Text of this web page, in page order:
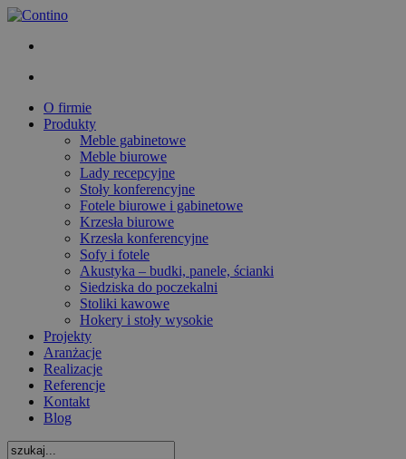
O firmie
Produkty
Meble gabinetowe
Meble biurowe
Lady recepcyjne
Stoły konferencyjne
Fotele biurowe i gabinetowe
Krzesła biurowe
Krzesła konferencyjne
Sofy i fotele
Akustyka – budki, panele, ścianki
Siedziska do poczekalni
Stoliki kawowe
Hokery i stoły wysokie
Projekty
Aranżacje
Realizacje
Referencje
Kontakt
Blog